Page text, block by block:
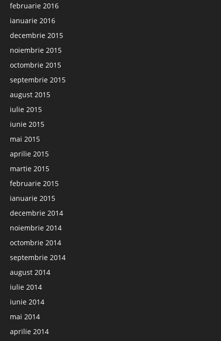
februarie 2016
ianuarie 2016
decembrie 2015
noiembrie 2015
octombrie 2015
septembrie 2015
august 2015
iulie 2015
iunie 2015
mai 2015
aprilie 2015
martie 2015
februarie 2015
ianuarie 2015
decembrie 2014
noiembrie 2014
octombrie 2014
septembrie 2014
august 2014
iulie 2014
iunie 2014
mai 2014
aprilie 2014